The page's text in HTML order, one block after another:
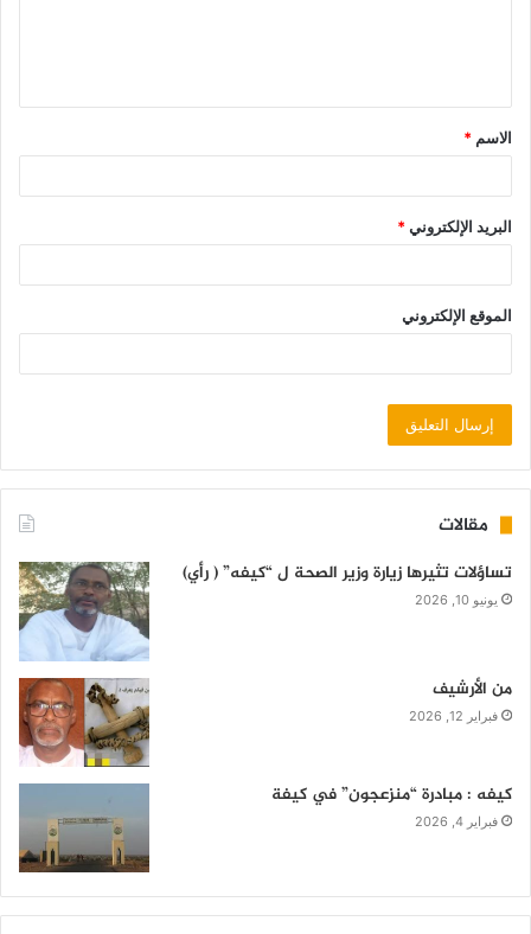
الاسم *
البريد الإلكتروني*
الموقع الإلكتروني
مقالات
تساؤلات تثيرها زيارة وزير الصحة ل “كيفه” ( رأي)
يونيو 10, 2026
من الأرشيف
فبراير 12, 2026
كيفه : مبادرة “منزعجون” في كيفة
فبراير 4, 2026